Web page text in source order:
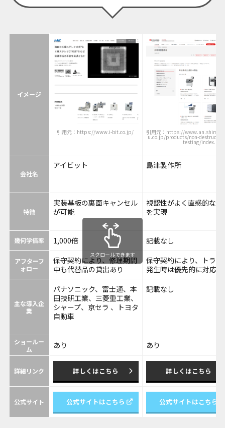
イメージ
引用元：https://www.i-bit.co.jp/ 引用元：https://
u.co.jp/products/non-
testing/
会社名
アイビット 島津製作所
特徴
実装基板の裏面キャンセル
が可能
視認性がよく直感的な操
を実現
幾何学倍率 1,000倍 記載なし
アフターフ
ォロー
保守契約により、修理期間
中も代替品の貸出あり
保守契約により、トラブ
発生時は優先的に対応
主な導入企
業
パナソニック、富士通、本
田技研工業、三菱重工業、
シャープ、京セラ 、トヨタ
自動車
記載なし
ショールー
ム
あり あり
詳細リンク 詳しくはこちら 詳しくはこちら
公式サイト 公式サイトはこちら 公式サイトはこちら
スクロールできます